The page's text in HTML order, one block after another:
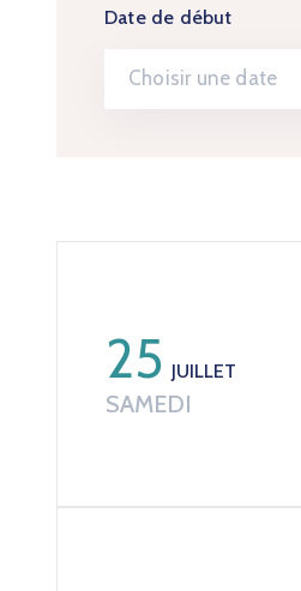
Date de début
25JUILLET
SAMEDI